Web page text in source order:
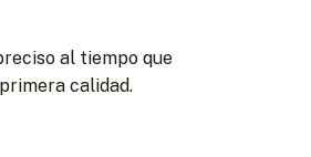
al tiempo que
calidad.